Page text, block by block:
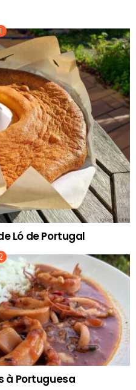
Ló de Portugal
à Portuguesa